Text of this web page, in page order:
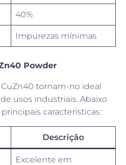
40%
Impurezas mínimas
Powder
tornam-no ideal
usos industriais. Abaixo
características:
Descrição
Excelente em